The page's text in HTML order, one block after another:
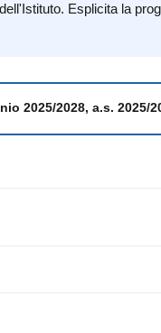
Esplicita la
2025/2028, a.s. 2025/